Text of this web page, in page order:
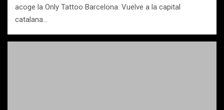
acoge la Only Tattoo Barcelona. Vuelve a la capital
catalana…